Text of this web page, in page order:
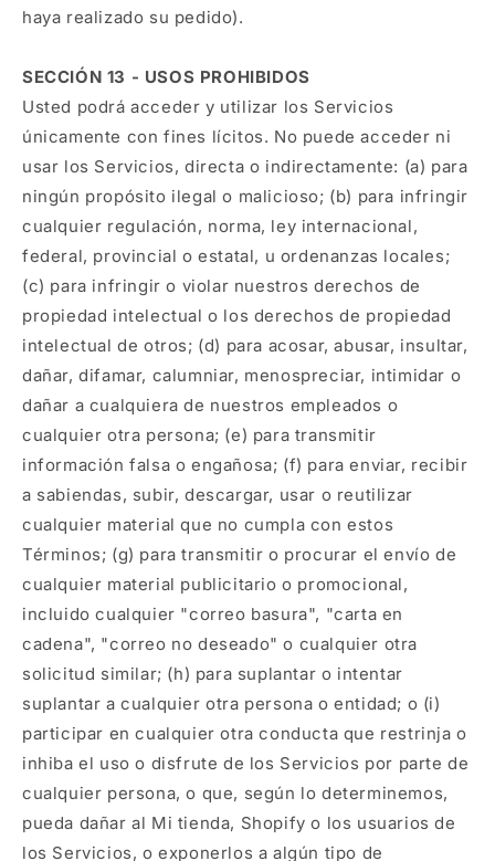
haya realizado su pedido).
SECCIÓN 13 - USOS PROHIBIDOS
Usted podrá acceder y utilizar los Servicios
únicamente con fines lícitos. No puede acceder ni
usar los Servicios, directa o indirectamente: (a) para
ningún propósito ilegal o malicioso; (b) para infringir
cualquier regulación, norma, ley internacional,
federal, provincial o estatal, u ordenanzas locales;
(c) para infringir o violar nuestros derechos de
propiedad intelectual o los derechos de propiedad
intelectual de otros; (d) para acosar, abusar, insultar,
dañar, difamar, calumniar, menospreciar, intimidar o
dañar a cualquiera de nuestros empleados o
cualquier otra persona; (e) para transmitir
información falsa o engañosa; (f) para enviar, recibir
a sabiendas, subir, descargar, usar o reutilizar
cualquier material que no cumpla con estos
Términos; (g) para transmitir o procurar el envío de
cualquier material publicitario o promocional,
incluido cualquier "correo basura", "carta en
cadena", "correo no deseado" o cualquier otra
solicitud similar; (h) para suplantar o intentar
suplantar a cualquier otra persona o entidad; o (i)
participar en cualquier otra conducta que restrinja o
inhiba el uso o disfrute de los Servicios por parte de
cualquier persona, o que, según lo determinemos,
pueda dañar al Mi tienda, Shopify o los usuarios de
los Servicios, o exponerlos a algún tipo de